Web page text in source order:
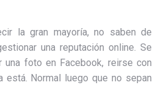
la gran mayoría, no saben de
una reputación online. Se
una foto en Facebook, reirse con
está. Normal luego que no sepan